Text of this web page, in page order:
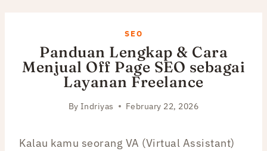
SEO
Panduan Lengkap & Cara
Menjual Off Page SEO sebagai
Layanan Freelance
By Indriyas February 22, 2026
Kalau kamu seorang VA (Virtual Assistant)